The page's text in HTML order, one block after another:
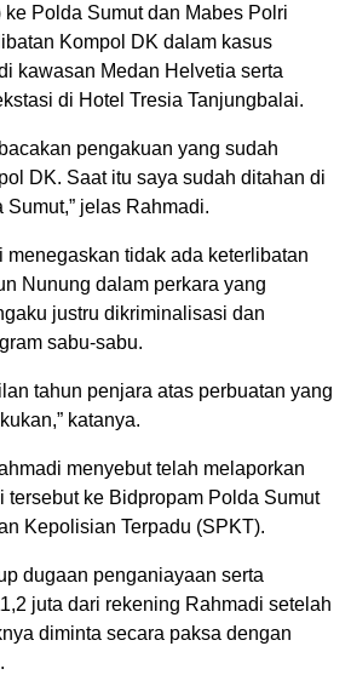
ke Polda Sumut dan Mabes Polri
Kompol DK dalam kasus
kawasan Medan Helvetia serta
di Hotel Tresia Tanjungbalai.
pengakuan yang sudah
DK. Saat itu saya sudah ditahan di
jelas Rahmadi.
menegaskan tidak ada keterlibatan
Nunung dalam perkara yang
justru dikriminalisasi dan
sabu-sabu.
tahun penjara atas perbuatan yang
katanya.
menyebut telah melaporkan
tersebut ke Bidpropam Polda Sumut
Kepolisian Terpadu (SPKT).
dugaan penganiayaan serta
juta dari rekening Rahmadi setelah
diminta secara paksa dengan